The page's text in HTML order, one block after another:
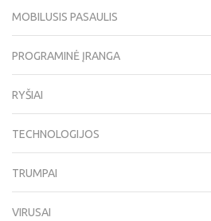
MOBILUSIS PASAULIS
PROGRAMINĖ ĮRANGA
RYŠIAI
TECHNOLOGIJOS
TRUMPAI
VIRUSAI